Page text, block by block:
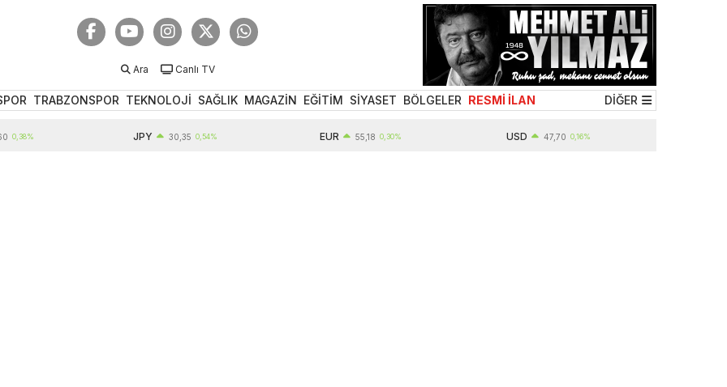
Ara Canlı TV
TRABZONSPOR TEKNOLOJİ SAĞLIK MAGAZİN EĞİTİM SİYASET BÖLGELER RESMİ İLAN DİĞER
30,35 0,54% 55,18 0,30% 47,70 0,16%